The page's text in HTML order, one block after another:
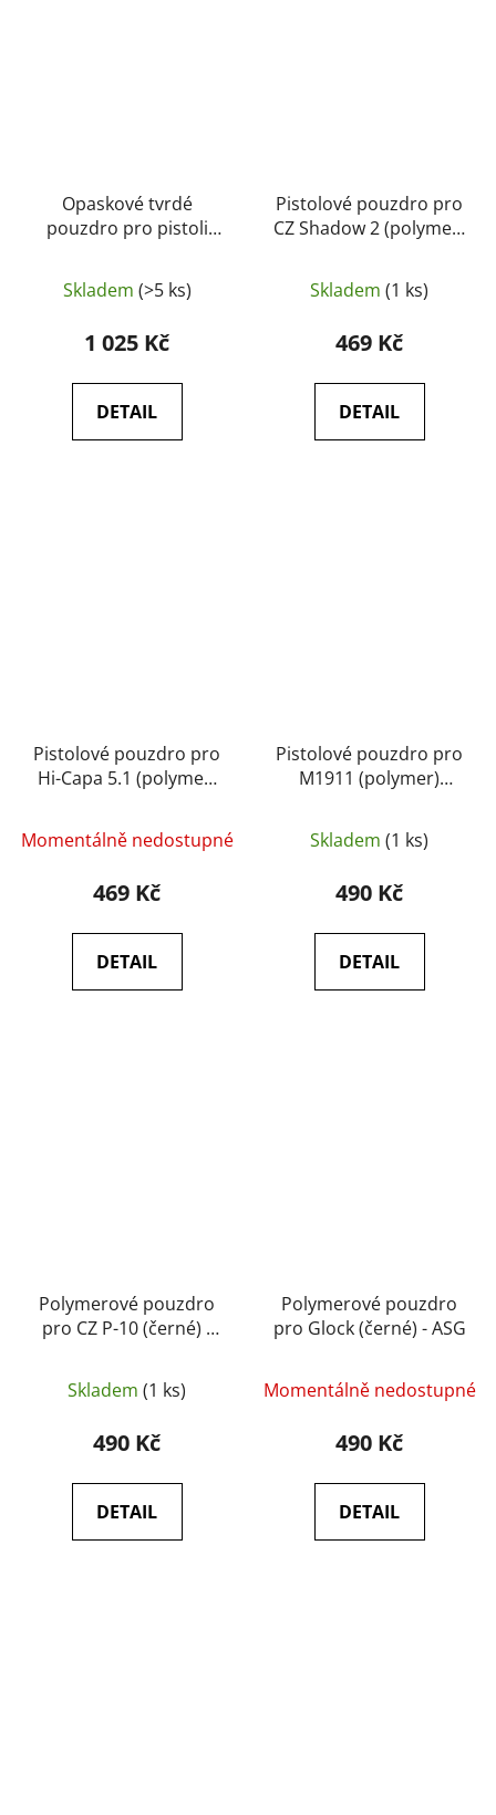
Opaskové tvrdé
pouzdro pro pistoli
X300 Delta Armory
Skladem (>5 ks)
1 025 Kč
DETAIL
Pistolové pouzdro pro
CZ Shadow 2 (polymer)
Systems
Skladem (1 ks)
469 Kč
DETAIL
Pistolové pouzdro pro
Hi-Capa 5.1 (polymer)
Systems
Momentálně nedostupné
469 Kč
DETAIL
Pistolové pouzdro pro
M1911 (polymer)
Skladem (1 ks)
490 Kč
DETAIL
Polymerové pouzdro
pro CZ P-10 (černé) -
Skladem (1 ks)
490 Kč
DETAIL
Polymerové pouzdro
pro Glock (černé) - ASG
Momentálně nedostupné
490 Kč
DETAIL